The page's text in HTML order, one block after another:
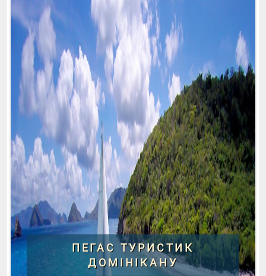
ПЕГАС ТУРИСТИК
ДОМІНІКАНУ